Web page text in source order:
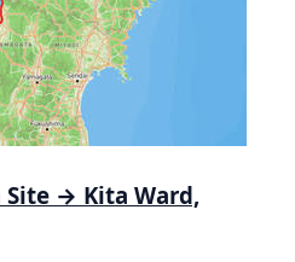
Site → Kita Ward,